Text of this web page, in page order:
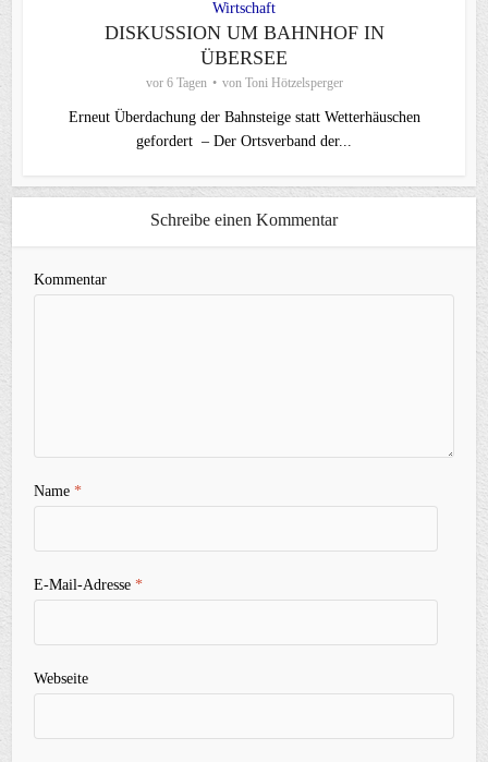
Wirtschaft
DISKUSSION UM BAHNHOF IN
ÜBERSEE
vor 6 Tagen von Toni Hötzelsperger
Erneut Überdachung der Bahnsteige statt Wetterhäuschen
gefordert – Der Ortsverband der...
Schreibe einen Kommentar
Kommentar
Name*
E-Mail-Adresse*
Webseite